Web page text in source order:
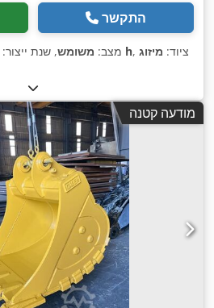
התקשר
מצב: משומש, שנת ייצור: 4,782 h , ציוד: מיזוג
מודעה קטנה